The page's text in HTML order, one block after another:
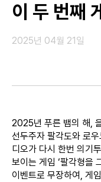
이 두 번째
2025년 04월 21일
2025년 푸른 뱀의 해,
선두주자 팔각도와 로
디오가 다시 한번 의기
보이는 게임 ‘팔각형을
이벤트로 무장하여, 게